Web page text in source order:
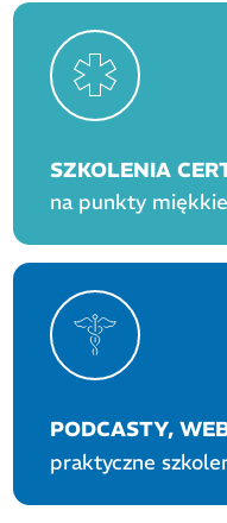
SZKOLENIA
na punkty
PODCASTY,
praktyczne